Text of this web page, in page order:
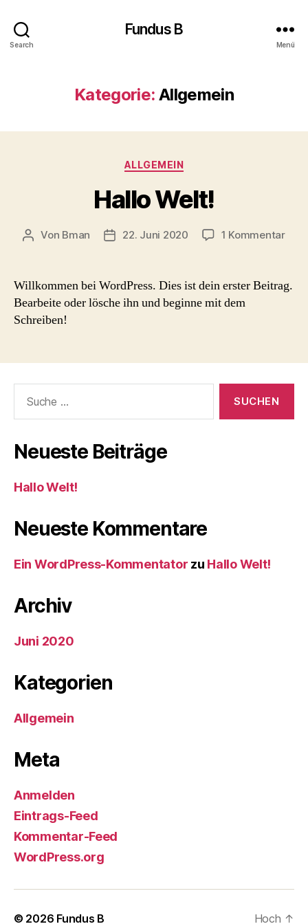
Search
Fundus B
Menü
Kategorie: Allgemein
Kategorien
ALLGEMEIN
Hallo Welt!
Beitragsautor
Von Bman Beitragsdatum
22. Juni 2020 1 Kommentarzu
Willkommen bei WordPress. Dies ist dein erster Beitrag.
Bearbeite oder lösche ihn und beginne mit dem
Schreiben!
nach:
Neueste Beiträge
Hallo Welt!
Neueste Kommentare
Ein WordPress-Kommentator zu Hallo Welt!
Archiv
Juni 2020
Kategorien
Allgemein
Meta
Anmelden
Eintrags-Feed
Kommentar-Feed
WordPress.org
© 2026 Fundus B Hoch ↑